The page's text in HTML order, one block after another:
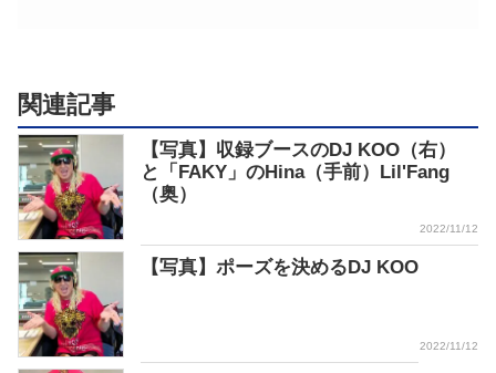
関連記事
【写真】収録ブースのDJ KOO（右）
と「FAKY」のHina（手前）Lil'Fang
（奥）
2022/11/12
【写真】ポーズを決めるDJ KOO
2022/11/12